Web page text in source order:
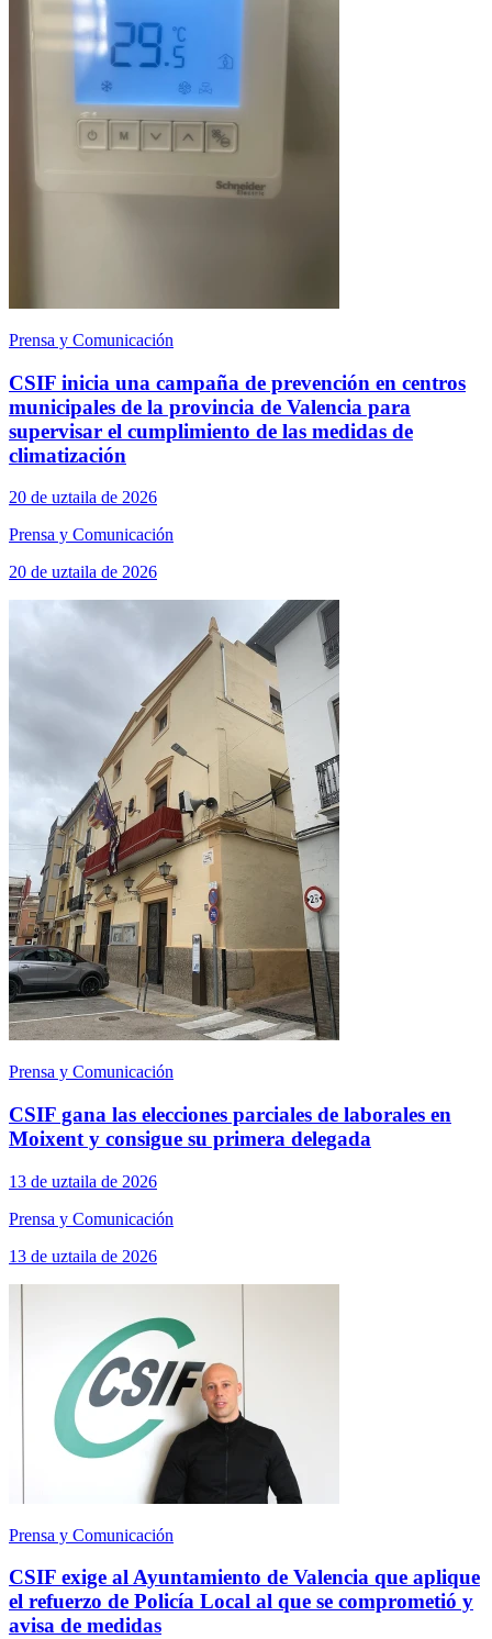
Prensa y Comunicación
CSIF inicia una campaña de prevención en centros
municipales de la provincia de Valencia para
supervisar el cumplimiento de las medidas de
climatización
20 de uztaila de 2026
Prensa y Comunicación
20 de uztaila de 2026
Prensa y Comunicación
CSIF gana las elecciones parciales de laborales en
Moixent y consigue su primera delegada
13 de uztaila de 2026
Prensa y Comunicación
13 de uztaila de 2026
Prensa y Comunicación
CSIF exige al Ayuntamiento de Valencia que aplique
el refuerzo de Policía Local al que se comprometió y
avisa de medidas